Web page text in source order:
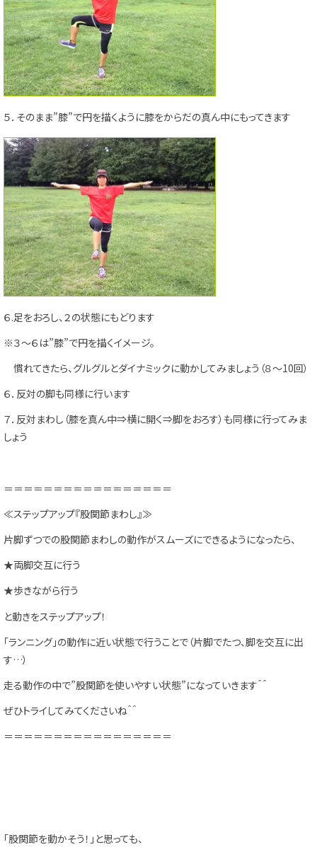
５．そのまま”膝”で円を描くように膝をからだの真ん中にもってきます
６.足をおろし、２の状態にもどります
※３～６は”膝”で円を描くイメージ。
慣れてきたら、グルグルとダイナミックに動かしてみましょう（８～10回）
６．反対の脚も同様に行います
７．反対まわし（膝を真ん中⇒横に開く⇒脚をおろす）も同様に行ってみま
しょう
＝＝＝＝＝＝＝＝＝＝＝＝＝＝＝＝＝
≪ステップアップ『股関節まわし』≫
片脚ずつでの股関節まわしの動作がスムーズにできるようになったら、
★両脚交互に行う
★歩きながら行う
と動きをステップアップ！
「ランニング」の動作に近い状態で行うことで（片脚でたつ、脚を交互に出
す…）
走る動作の中で”股関節を使いやすい状態”になっていきます＾＾
ぜひトライしてみてくださいね＾＾
＝＝＝＝＝＝＝＝＝＝＝＝＝＝＝＝＝
「股関節を動かそう！」と思っても、